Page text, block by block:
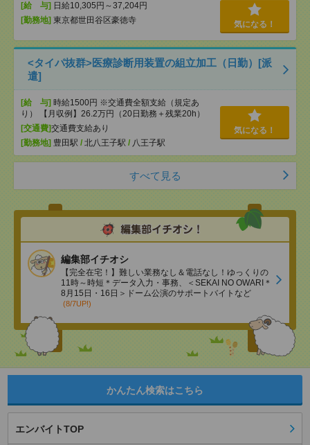
[給 与] 日給10,305円～37,204円
[勤務地] 東京都世田谷区豪徳寺 気になる！
<タイパ抜群>医療診断用装置の組立加工（日勤）[派
遣]
[給 与] 時給1500円 ※交通費全額支給（規定あ
り） 【月収例】26.2万円（20日勤務＋残業20h）
[交通費]交通費支給あり
[勤務地] 豊田駅 / 北八王子駅 / 八王子駅
気になる！
すべて見る
編集部イチオシ
【完全在宅！】難しい業務なし＆電話なし！ゆっくりの
11時～時短＊データ入力・事務、＜SEKAI NO OWARI＊
8月15日・16日＞ドーム公演のサポートバイトなど
(8/7UP!)
かんたん検索はこちら
エンバイトTOP